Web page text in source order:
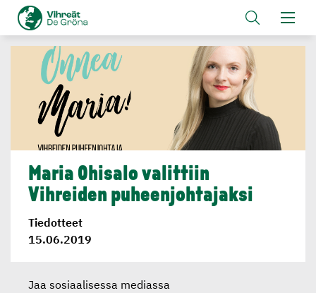
Maria Ohisalo valittiin
Vihreiden puheenjoh­ta­jaksi
Tiedotteet
15.06.2019
Jaa sosiaalisessa mediassa